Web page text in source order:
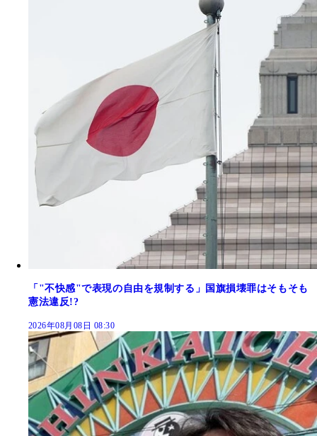
「"不快感"で表現の自由を規制する」国旗損壊罪はそもそも
憲法違反!?
2026年08月08日 08:30